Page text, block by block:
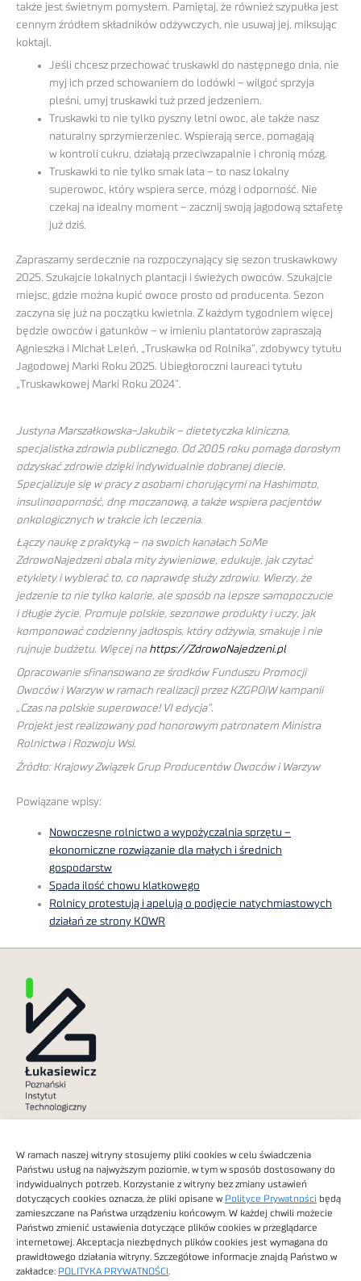
W ramach naszej witryny stosujemy pliki cookies w celu świadczenia
Państwu usług na najwyższym poziomie, w tym w sposób dostosowany do
indywidualnych potrzeb. Korzystanie z witryny bez zmiany ustawień
dotyczących cookies oznacza, że pliki opisane w Polityce Prywatności będą
zamieszczane na Państwa urządzeniu końcowym. W każdej chwili możecie
Państwo zmienić ustawienia dotyczące plików cookies w przeglądarce
internetowej. Akceptacja niezbędnych plików cookies jest wymagana do
prawidłowego działania witryny. Szczegółowe informacje znajdą Państwo w
zakładce: POLITYKA PRYWATNOŚCI
także jest świetnym pomysłem. Pamiętaj, że również szypułka jest
cennym źródłem składników odżywczych, nie usuwaj jej, miksując
koktajl.
Jeśli chcesz przechować truskawki do następnego dnia, nie
myj ich przed schowaniem do lodówki – wilgoć sprzyja
pleśni, umyj truskawki tuż przed jedzeniem.
Truskawki to nie tylko pyszny letni owoc, ale także nasz
naturalny sprzymierzeniec. Wspierają serce, pomagają
w kontroli cukru, działają przeciwzapalnie i chronią mózg.
Truskawki to nie tylko smak lata – to nasz lokalny
superowoc, który wspiera serce, mózg i odporność. Nie
czekaj na idealny moment – zacznij swoją jagodową sztafetę
już dziś.
Zapraszamy serdecznie na rozpoczynający się sezon truskawkowy
2025. Szukajcie lokalnych plantacji i świeżych owoców. Szukajcie
miejsc, gdzie można kupić owoce prosto od producenta. Sezon
zaczyna się już na początku kwietnia. Z każdym tygodniem więcej
będzie owoców i gatunków – w imieniu plantatorów zapraszają
Agnieszka i Michał Leleń, „Truskawka od Rolnika”, zdobywcy tytułu
Jagodowej Marki Roku 2025. Ubiegłoroczni laureaci tytułu
„Truskawkowej Marki Roku 2024”.
Justyna Marszałkowska-Jakubik – dietetyczka kliniczna,
specjalistka zdrowia publicznego. Od 2005 roku pomaga dorosłym
odzyskać zdrowie dzięki indywidualnie dobranej diecie.
Specjalizuje się w pracy z osobami chorującymi na Hashimoto,
insulinooporność, dnę moczanową, a także wspiera pacjentów
onkologicznych w trakcie ich leczenia.
Łączy naukę z praktyką – na swoich kanałach SoMe
ZdrowoNajedzeni obala mity żywieniowe, edukuje, jak czytać
etykiety i wybierać to, co naprawdę służy zdrowiu. Wierzy, że
jedzenie to nie tylko kalorie, ale sposób na lepsze samopoczucie
i długie życie. Promuje polskie, sezonowe produkty i uczy, jak
komponować codzienny jadłospis, który odżywia, smakuje i nie
rujnuje budżetu. Więcej na https://ZdrowoNajedzeni.pl
Opracowanie sfinansowano ze środków Funduszu Promocji
Owoców i Warzyw w ramach realizacji przez KZGPOiW kampanii
„Czas na polskie superowoce! VI edycja”.
Projekt jest realizowany pod honorowym patronatem Ministra
Rolnictwa i Rozwoju Wsi.
Źródło: Krajowy Związek Grup Producentów Owoców i Warzyw
Powiązane wpisy:
Nowoczesne rolnictwo a wypożyczalnia sprzętu –
ekonomiczne rozwiązanie dla małych i średnich
gospodarstw
Spada ilość chowu klatkowego
Rolnicy protestują i apelują o podjęcie natychmiastowych
działań ze strony KOWR
Dostępność cyfrowa
Obrazy stockowe
autorstwa